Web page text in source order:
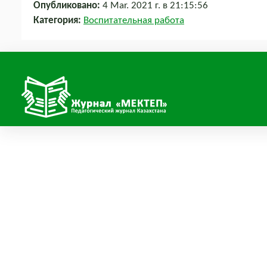
Опубликовано: 4 Mar. 2021 г. в 21:15:56
Категория: Воспитательная работа